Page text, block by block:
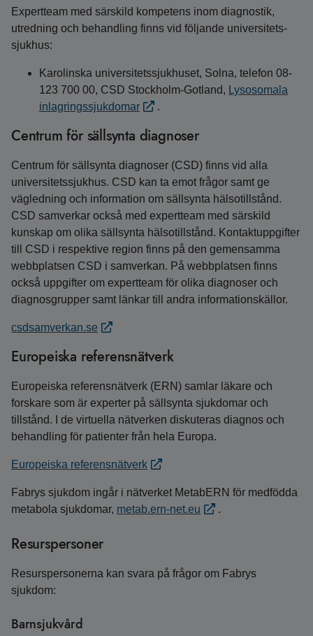
Expertteam med särskild kompetens inom diagnostik,
utredning och behandling finns vid följande universitets­
sjukhus:
Karolinska universitetssjukhuset, Solna, telefon 08-
123 700 00, CSD Stockholm-Gotland, Lysosomala
inlagringssjukdomar
.
Centrum för sällsynta diagnoser
Centrum för sällsynta diagnoser (CSD) finns vid alla
universitetssjukhus. CSD kan ta emot frågor samt ge
vägledning och information om sällsynta hälsotillstånd.
CSD samverkar också med expertteam med särskild
kunskap om olika sällsynta hälsotillstånd. Kontaktuppgifter
till CSD i respektive region finns på den gemensamma
webbplatsen CSD i samverkan. På webbplatsen finns
också uppgifter om expertteam för olika diagnoser och
diagnosgrupper samt länkar till andra informationskällor.
csdsamverkan.se
Europeiska referensnätverk
Europeiska referensnätverk (ERN) samlar läkare och
forskare som är experter på sällsynta sjukdomar och
tillstånd. I de virtuella nätverken diskuteras diagnos och
behandling för patienter från hela Europa.
Europeiska referensnätverk
Fabrys sjukdom ingår i nätverket MetabERN för medfödda
metabola sjukdomar, metab.ern-net.eu .
Resurspersoner
Resurspersonerna kan svara på frågor om Fabrys
sjukdom:
Barnsjukvård